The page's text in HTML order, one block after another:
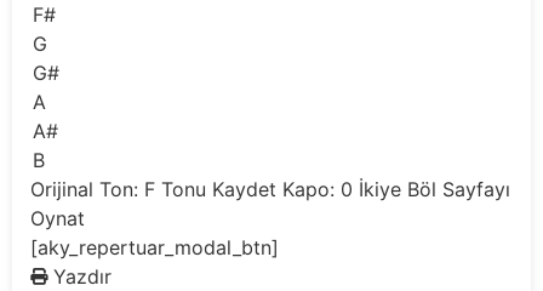
F#
G
G#
A
A#
B
Orijinal Ton: F Tonu Kaydet Kapo: 0 İkiye Böl Sayfayı
Oynat
[aky_repertuar_modal_btn]
Yazdır